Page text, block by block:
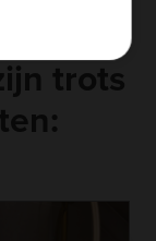
trots